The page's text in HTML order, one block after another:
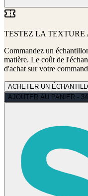
TESTEZ LA TEXTURE
Commandez un
matière. Le coût de
d'achat sur votre
ACHETER UN
AJOUTER AU PANIER -